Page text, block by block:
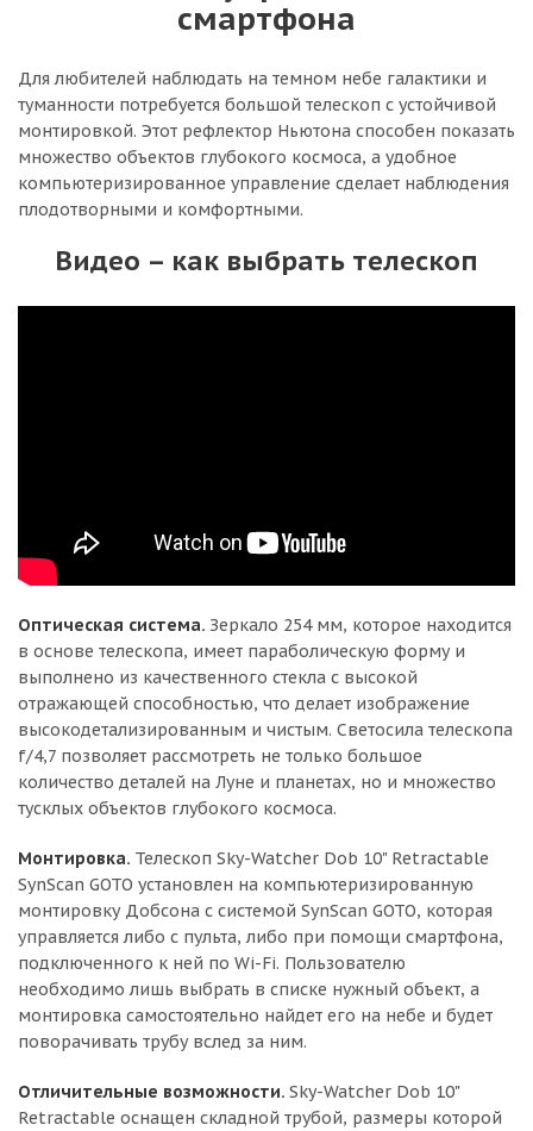
смартфона
Для любителей наблюдать на темном небе галактики и
туманности потребуется большой телескоп с устойчивой
монтировкой. Этот рефлектор Ньютона способен показать
множество объектов глубокого космоса, а удобное
компьютеризированное управление сделает наблюдения
плодотворными и комфортными.
Видео – как выбрать телескоп
Оптическая система. Зеркало 254 мм, которое находится
в основе телескопа, имеет параболическую форму и
выполнено из качественного стекла с высокой
отражающей способностью, что делает изображение
высокодетализированным и чистым. Светосила телескопа
f/4,7 позволяет рассмотреть не только большое
количество деталей на Луне и планетах, но и множество
тусклых объектов глубокого космоса.
Монтировка. Телескоп Sky-Watcher Dob 10" Retractable
SynScan GOTO установлен на компьютеризированную
монтировку Добсона с системой SynScan GOTO, которая
управляется либо с пульта, либо при помощи смартфона,
подключенного к ней по Wi-Fi. Пользователю
необходимо лишь выбрать в списке нужный объект, а
монтировка самостоятельно найдет его на небе и будет
поворачивать трубу вслед за ним.
Отличительные возможности. Sky-Watcher Dob 10"
Retractable оснащен складной трубой, размеры которой